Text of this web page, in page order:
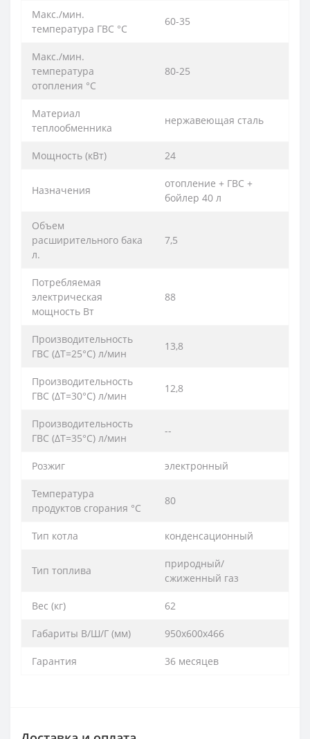
Макс./мин.
температура ГВС °C
60-35
Макс./мин.
температура
отопления °C
80-25
Материал
теплообменника
нержавеющая сталь
Мощность (кВт) 24
Назначения
отопление + ГВС +
бойлер 40 л
Объем
расширительного бака
л.
7,5
Потребляемая
электрическая
мощность Вт
88
Производительность
ГВС (ΔT=25°C) л/мин
13,8
Производительность
ГВС (ΔT=30°C) л/мин
12,8
Производительность
ГВС (ΔT=35°C) л/мин
--
Розжиг электронный
Температура
продуктов сгорания °C
80
Тип котла конденсационный
Тип топлива
природный/
сжиженный газ
Вес (кг) 62
Габариты В/Ш/Г (мм) 950х600х466
Гарантия 36 месяцев